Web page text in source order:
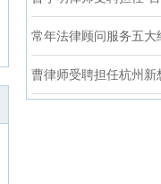
常年法律顾问服务五大
曹律师受聘担任杭州新